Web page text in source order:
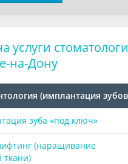
услуги
на-Дону
(имплантация
зуба «под ключ»
(наращивание
ткани)